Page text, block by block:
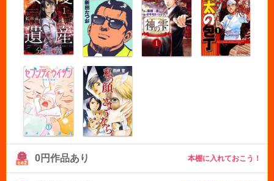
0円作品あり 本棚に入れておこう！